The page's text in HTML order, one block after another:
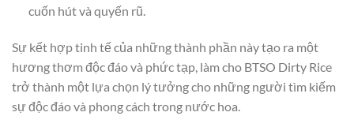
cuốn hút và quyến rũ.
Sự kết hợp tinh tế của những thành phần này tạo ra một
hương thơm độc đáo và phức tạp, làm cho BTSO Dirty Rice
trở thành một lựa chọn lý tưởng cho những người tìm kiếm
sự độc đáo và phong cách trong nước hoa.